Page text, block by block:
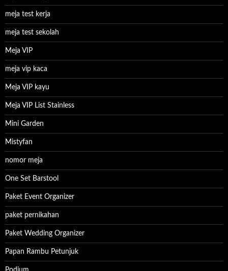
meja test kerja
meja test sekolah
Meja VIP
meja vip kaca
Meja VIP kayu
Meja VIP List Stainless
Mini Garden
Mistyfan
nomor meja
One Set Barstool
Paket Event Organizer
paket pernikahan
Paket Wedding Organizer
Papan Rambu Petunjuk